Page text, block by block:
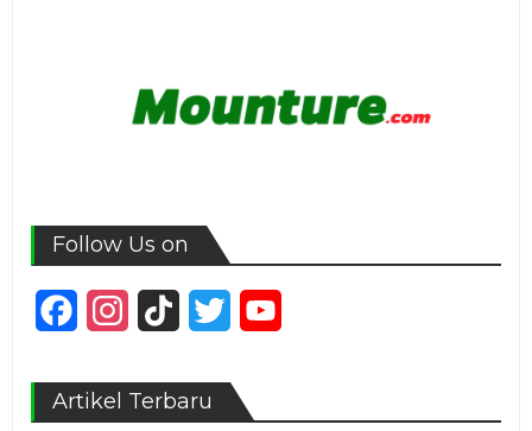
Follow Us on
FacebookInstagram
TikTok Twitter
Artikel Terbaru